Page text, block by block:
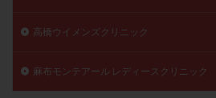
高橋ウイメンズクリニック
麻布モンテアール レディースクリニック